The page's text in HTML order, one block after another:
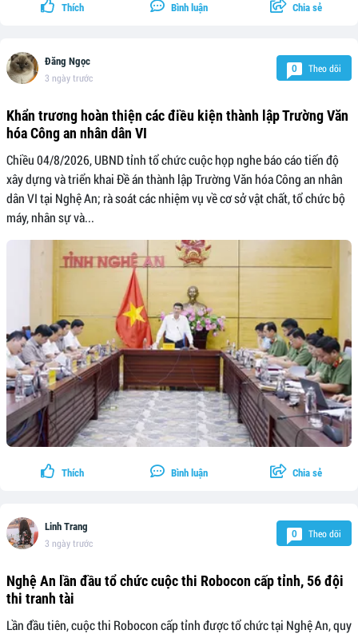
Thích Bình luận Chia sẻ
Đăng Ngọc
3 ngày trước
0 Theo dõi
Khẩn trương hoàn thiện các điều kiện thành lập Trường Văn
hóa Công an nhân dân VI
Chiều 04/8/2026, UBND tỉnh tổ chức cuộc họp nghe báo cáo tiến độ
xây dựng và triển khai Đề án thành lập Trường Văn hóa Công an nhân
dân VI tại Nghệ An; rà soát các nhiệm vụ về cơ sở vật chất, tổ chức bộ
máy, nhân sự và...
Thích Bình luận Chia sẻ
Linh Trang
3 ngày trước
0 Theo dõi
Nghệ An lần đầu tổ chức cuộc thi Robocon cấp tỉnh, 56 đội
thi tranh tài
Lần đầu tiên, cuộc thi Robocon cấp tỉnh được tổ chức tại Nghệ An, quy